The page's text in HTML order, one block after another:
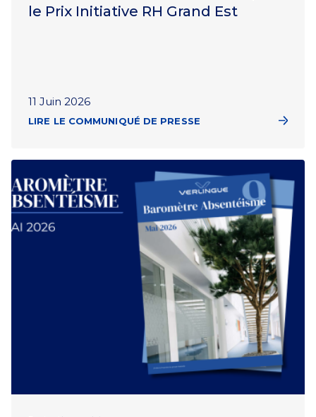
le Prix Initiative RH Grand Est
11 Juin 2026
LIRE LE COMMUNIQUÉ DE PRESSE